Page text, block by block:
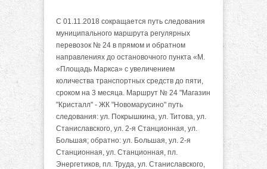
С 01.11.2018 сокращается путь следования
муниципального маршрута регулярных
перевозок № 24 в прямом и обратном
направлениях до остановочного пункта «М.
«Площадь Маркса» с увеличением
количества транспортных средств до пяти,
сроком на 3 месяца. Маршрут № 24 "Магазин
"Кристалл" - ЖК "Новомарусино" путь
следования: ул. Покрышкина, ул. Титова, ул.
Станиславского, ул. 2-я Станционная, ул.
Большая; обратно: ул. Большая, ул. 2-я
Станционная, ул. Станционная, пл.
Энергетиков, пл. Труда, ул. Станиславского,